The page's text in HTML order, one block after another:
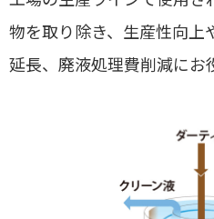
物を取り除き、生産性向上
延長、廃液処理費削減にお